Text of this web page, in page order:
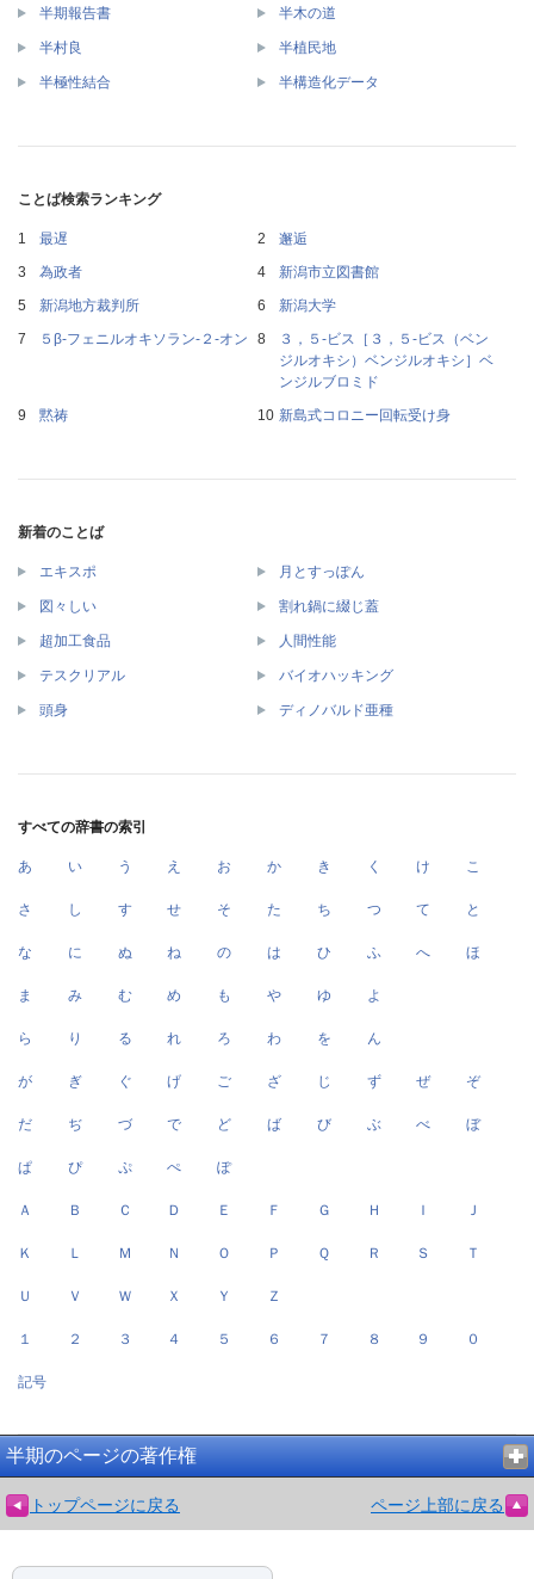
半期報告書 半木の道
半村良 半植民地
半極性結合 半構造化データ
ことば検索ランキング
最遅
邂逅
為政者
新潟市立図書館
新潟地方裁判所
新潟大学
５β‐フェニルオキソラン‐２‐オン
３，５‐ビス［３，５‐ビス（ベン
ジルオキシ）ベンジルオキシ］ベ
ンジルブロミド
黙祷
新島式コロニー回転受け身
新着のことば
エキスポ 月とすっぽん
図々しい 割れ鍋に綴じ蓋
超加工食品 人間性能
テスクリアル バイオハッキング
頭身 ディノバルド亜種
すべての辞書の索引
あ い う え お か き く け こ
さ し す せ そ た ち つ て と
な に ぬ ね の は ひ ふ へ ほ
ま み む め も や ゆ よ
ら り る れ ろ わ を ん
が ぎ ぐ げ ご ざ じ ず ぜ ぞ
だ ぢ づ で ど ば び ぶ べ ぼ
ぱ ぴ ぷ ぺ ぽ
Ａ Ｂ Ｃ Ｄ Ｅ Ｆ Ｇ Ｈ Ｉ Ｊ
Ｋ Ｌ Ｍ Ｎ Ｏ Ｐ Ｑ Ｒ Ｓ Ｔ
Ｕ Ｖ Ｗ Ｘ Ｙ Ｚ
１ ２ ３ ４ ５ ６ ７ ８ ９ ０
記号
半期のページの著作権
トップページに戻る ページ上部に戻る